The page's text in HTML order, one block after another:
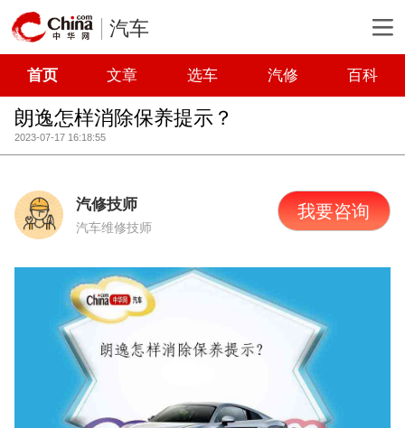
汽车
首页 文章 选车 汽修 百科
朗逸怎样消除保养提示？
2023-07-17 16:18:55
汽修技师
汽车维修技师
我要咨询